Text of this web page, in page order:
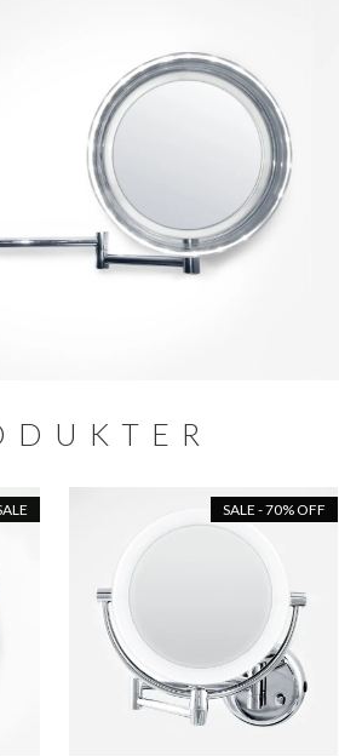
SALE - 70% OFF